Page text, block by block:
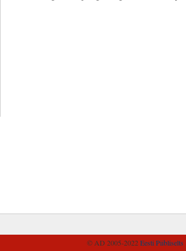
© AD 2005-2022Eesti Piibliselts